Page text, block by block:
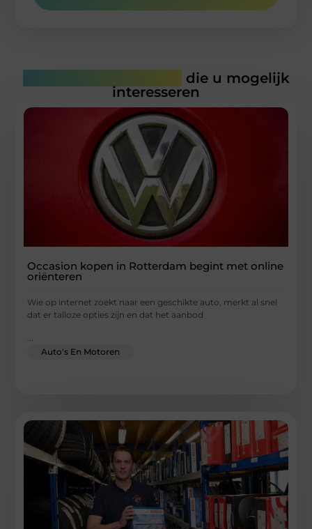
die u mogelijk
interesseren
Occasion kopen in Rotterdam begint met online
oriënteren
Wie op internet zoekt naar een geschikte auto, merkt al snel
dat er talloze opties zijn en dat het aanbod
Auto's En Motoren